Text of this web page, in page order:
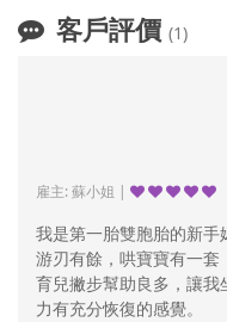
客戶評價 (1)
雇主: 蘇小姐 |
我是第一胎雙胞胎的新手
游刃有餘，哄寶寶有一
育兒撇步幫助良多，讓
力有充分恢復的感覺。